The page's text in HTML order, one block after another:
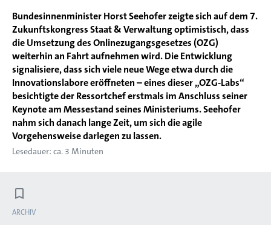
Bundesinnenminister Horst Seehofer zeigte sich auf dem 7.
Zukunftskongress Staat & Verwaltung optimistisch, dass
die Umsetzung des Onlinezugangsgesetzes (OZG)
weiterhin an Fahrt aufnehmen wird. Die Entwicklung
signalisiere, dass sich viele neue Wege etwa durch die
Innovationslabore eröffneten – eines dieser „OZG-Labs“
besichtigte der Ressortchef erstmals im Anschluss seiner
Keynote am Messestand seines Ministeriums. Seehofer
nahm sich danach lange Zeit, um sich die agile
Vorgehensweise darlegen zu lassen.
Lesedauer: ca. 3 Minuten
ARCHIV